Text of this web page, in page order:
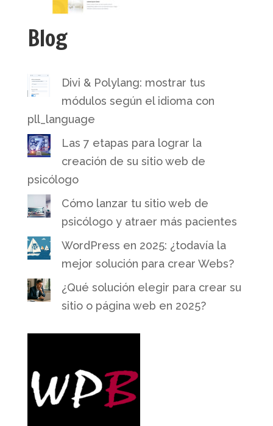
Blog
Divi & Polylang: mostrar tus
módulos según el idioma con
pll_language
Las 7 etapas para lograr la
creación de su sitio web de
psicólogo
Cómo lanzar tu sitio web de
psicólogo y atraer más pacientes
WordPress en 2025: ¿todavía la
mejor solución para crear Webs?
¿Qué solución elegir para crear su
sitio o página web en 2025?